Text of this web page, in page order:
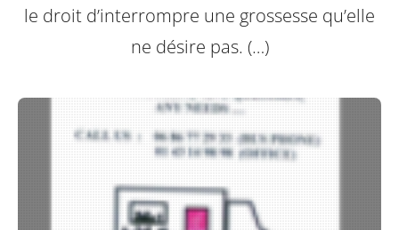
le droit d’interrompre une grossesse qu’elle
ne désire pas. (…)